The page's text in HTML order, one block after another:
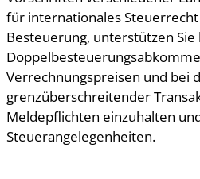
für internationales
Besteuerung, unterstützen
Verrechnungspreisen und bei
grenzüberschreitender
Meldepflichten einzuhalten
Steuerangelegenheiten.